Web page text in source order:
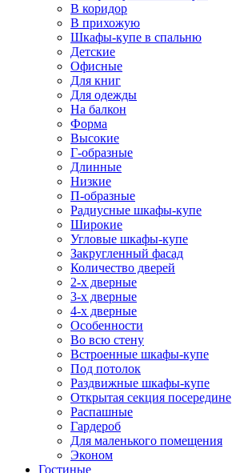
В коридор
В прихожую
Шкафы-купе в спальню
Детские
Офисные
Для книг
Для одежды
На балкон
Форма
Высокие
Г-образные
Длинные
Низкие
П-образные
Радиусные шкафы-купе
Широкие
Угловые шкафы-купе
Закругленный фасад
Количество дверей
2-х дверные
3-х дверные
4-х дверные
Особенности
Во всю стену
Встроенные шкафы-купе
Под потолок
Раздвижные шкафы-купе
Открытая секция посередине
Распашные
Гардероб
Для маленького помещения
Эконом
Гостиные